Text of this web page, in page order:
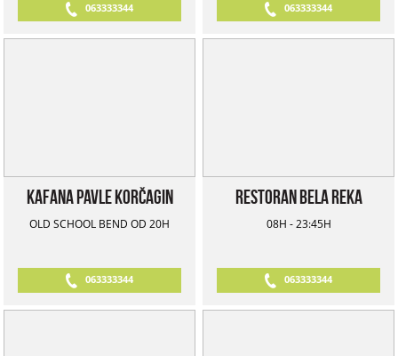
063333344 063333344
Kafana Pavle Korčagin
OLD SCHOOL BEND OD 20H
063333344
Restoran Bela Reka
08H - 23:45H
063333344